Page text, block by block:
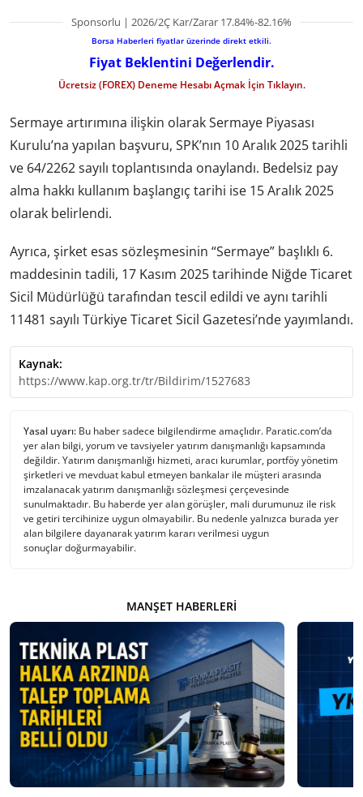
Sponsorlu | 2026/2Ç Kar/Zarar 17.84%-82.16%
Borsa Haberleri fiyatlar üzerinde direkt etkili.
Fiyat Beklentini Değerlendir.
Ücretsiz (FOREX) Deneme Hesabı Açmak İçin Tıklayın.
Sermaye artırımına ilişkin olarak Sermaye Piyasası
Kurulu’na yapılan başvuru, SPK’nın 10 Aralık 2025 tarihli
ve 64/2262 sayılı toplantısında onaylandı. Bedelsiz pay
alma hakkı kullanım başlangıç tarihi ise 15 Aralık 2025
olarak belirlendi.
Ayrıca, şirket esas sözleşmesinin “Sermaye” başlıklı 6.
maddesinin tadili, 17 Kasım 2025 tarihinde Niğde Ticaret
Sicil Müdürlüğü tarafından tescil edildi ve aynı tarihli
11481 sayılı Türkiye Ticaret Sicil Gazetesi’nde yayımlandı.
Kaynak:
https://www.kap.org.tr/tr/Bildirim/1527683
Yasal uyarı: Bu haber sadece bilgilendirme amaçlıdır. Paratic.com’da
yer alan bilgi, yorum ve tavsiyeler yatırım danışmanlığı kapsamında
değildir. Yatırım danışmanlığı hizmeti, aracı kurumlar, portföy yönetim
şirketleri ve mevduat kabul etmeyen bankalar ile müşteri arasında
imzalanacak yatırım danışmanlığı sözleşmesi çerçevesinde
sunulmaktadır. Bu haberde yer alan görüşler, mali durumunuz ile risk
ve getiri tercihinize uygun olmayabilir. Bu nedenle yalnızca burada yer
alan bilgilere dayanarak yatırım kararı verilmesi uygun
sonuçlar doğurmayabilir.
MANŞET HABERLERI